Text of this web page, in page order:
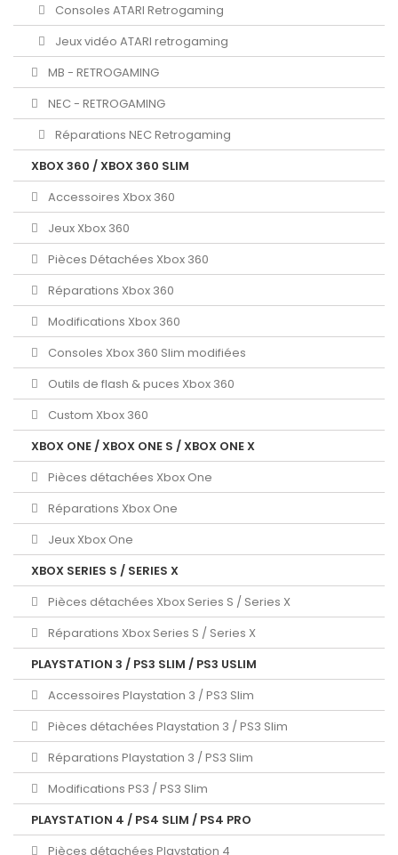
Consoles ATARI Retrogaming
Jeux vidéo ATARI retrogaming
MB - RETROGAMING
NEC - RETROGAMING
Réparations NEC Retrogaming
XBOX 360 / XBOX 360 SLIM
Accessoires Xbox 360
Jeux Xbox 360
Pièces Détachées Xbox 360
Réparations Xbox 360
Modifications Xbox 360
Consoles Xbox 360 Slim modifiées
Outils de flash & puces Xbox 360
Custom Xbox 360
XBOX ONE / XBOX ONE S / XBOX ONE X
Pièces détachées Xbox One
Réparations Xbox One
Jeux Xbox One
XBOX SERIES S / SERIES X
Pièces détachées Xbox Series S / Series X
Réparations Xbox Series S / Series X
PLAYSTATION 3 / PS3 SLIM / PS3 USLIM
Accessoires Playstation 3 / PS3 Slim
Pièces détachées Playstation 3 / PS3 Slim
Réparations Playstation 3 / PS3 Slim
Modifications PS3 / PS3 Slim
PLAYSTATION 4 / PS4 SLIM / PS4 PRO
Pièces détachées Playstation 4